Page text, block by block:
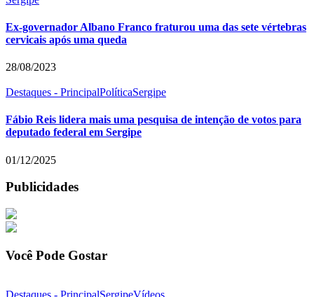
Ex-governador Albano Franco fraturou uma das sete vértebras
cervicais após uma queda
28/08/2023
Destaques - PrincipalPolíticaSergipe
Fábio Reis lidera mais uma pesquisa de intenção de votos para
deputado federal em Sergipe
01/12/2025
Publicidades
Você Pode Gostar